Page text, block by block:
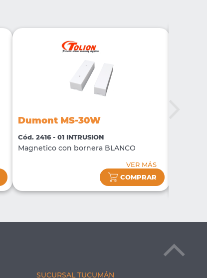
Dumont MS-30W
Cód. 2416 - 01 INTRUSION
Magnetico con bornera BLANCO
VER MÁS
COMPRAR
SUCURSAL TUCUMÁN